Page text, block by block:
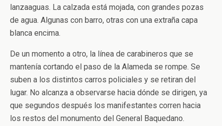
lanzaaguas. La calzada está mojada, con grandes pozas
de agua. Algunas con barro, otras con una extraña capa
blanca encima.
De un momento a otro, la línea de carabineros que se
mantenía cortando el paso de la Alameda se rompe. Se
suben a los distintos carros policiales y se retiran del
lugar. No alcanza a observarse hacia dónde se dirigen, ya
que segundos después los manifestantes corren hacia
los restos del monumento del General Baquedano.